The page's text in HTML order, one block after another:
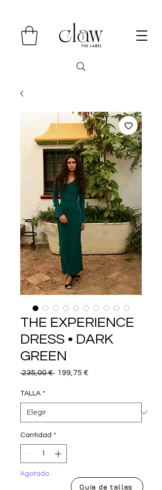
THE EXPERIENCE
DRESS • DARK
GREEN
235,00 € Precio
199,75 €
TALLA *
Cantidad *
Agotado
Guía de tallas